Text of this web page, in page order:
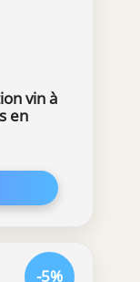
vin à
en
vin
-5%